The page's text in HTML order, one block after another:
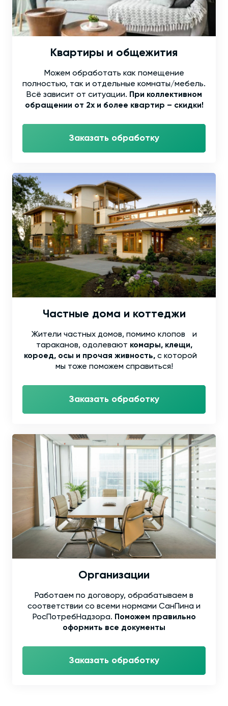
Квартиры и общежития
Можем обработать как помещение
полностью, так и отдельные комнаты/мебель.
Всё зависит от ситуации. При коллективном
обращении от 2х и более квартир – скидки!
Заказать обработку
Частные дома и коттеджи
Жители частных домов, помимо клопов и
тараканов, одолевают комары, клещи,
короед, осы и прочая живность, с которой
мы тоже поможем справиться!
Заказать обработку
Организации
Работаем по договору, обрабатываем в
соответствии со всеми нормами СанПина и
РосПотребНадзора. Поможем правильно
оформить все документы
Заказать обработку